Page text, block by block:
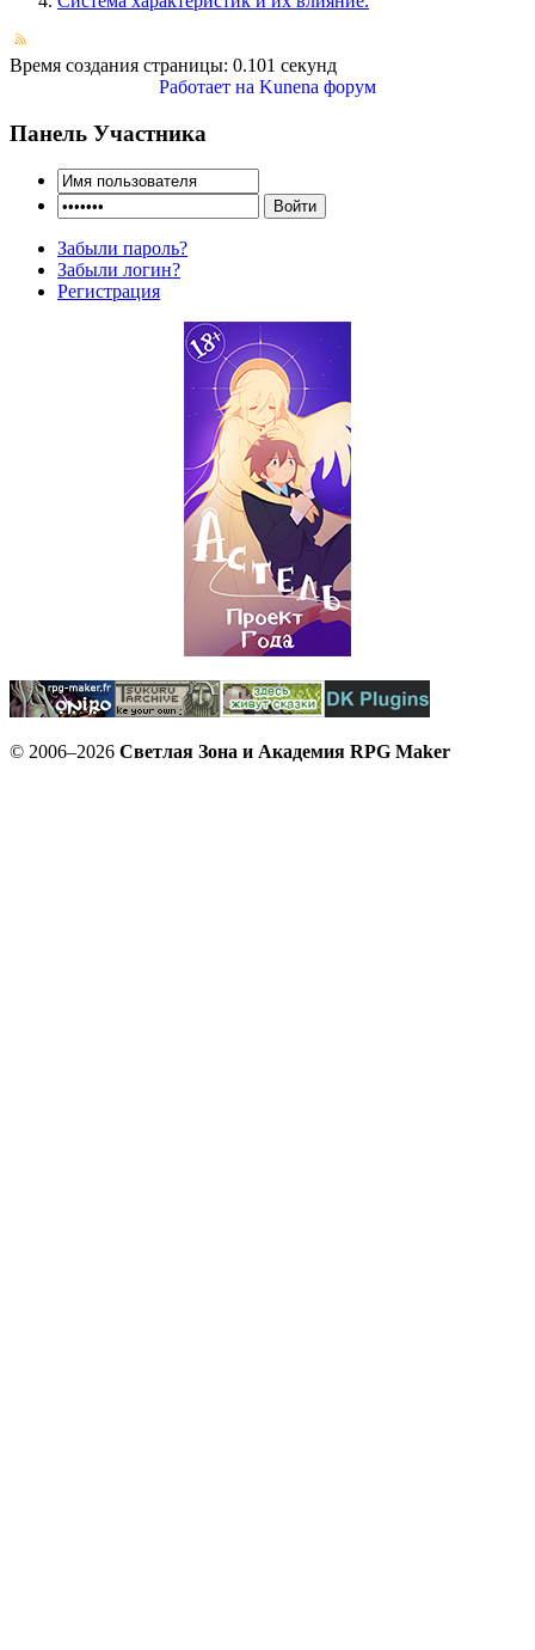
Время создания страницы: 0.101 секунд
Работает на Kunena форум
Панель Участника
Забыли пароль?
Забыли логин?
Регистрация
© 2006–2026 Светлая Зона и Академия RPG Maker